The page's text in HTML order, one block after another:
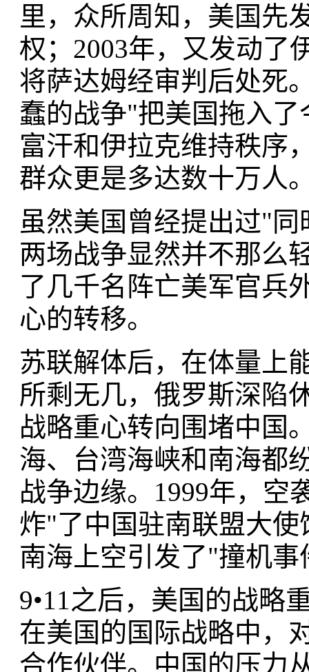
里，众所周知，美国先
权；2003年，又发动了
将萨达姆经审判后处死
蠢的战争"把美国拖入
富汗和伊拉克维持秩序
群众更是多达数十万人
虽然美国曾经提出过"
两场战争显然并不那么
了几千名阵亡美军官兵
心的转移。
苏联解体后，在体量上
所剩无几，俄罗斯深陷
战略重心转向围堵中国
海、台湾海峡和南海都
战争边缘。1999年，空
炸"了中国驻南联盟大
南海上空引发了"撞机
9•11之后，美国的战略
在美国的国际战略中，
合作伙伴。中国的压力